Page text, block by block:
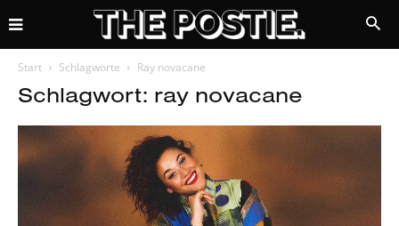
Start Schlagworte Ray novacane
Schlagwort: ray novacane